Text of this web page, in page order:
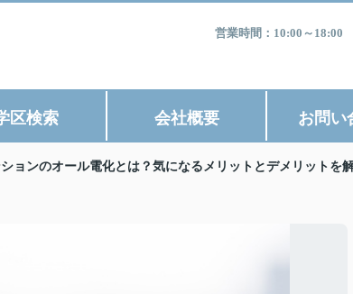
営業時間：10:00～18:00
区検索 会社概要 お問い
ョンのオール電化とは？気になるメリットとデメリットを